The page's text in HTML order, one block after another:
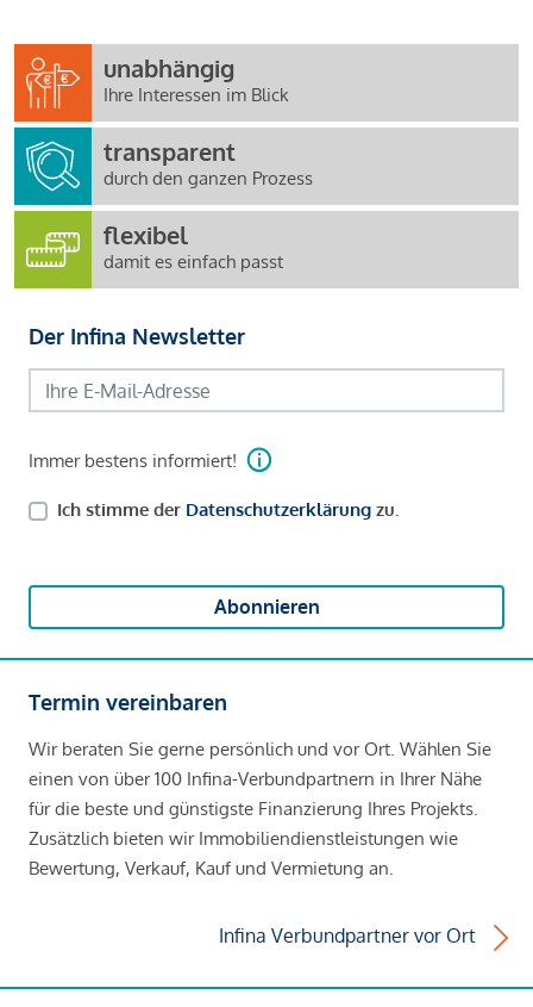
unabhängig
Ihre Interessen im Blick
transparent
durch den ganzen Prozess
flexibel
damit es einfach passt
Der Infina Newsletter
Immer bestens informiert!
Ich stimme der Datenschutzerklärung zu.
Abonnieren
Termin vereinbaren
Wir beraten Sie gerne persönlich und vor Ort. Wählen Sie
einen von über 100 Infina-Verbundpartnern in Ihrer Nähe
für die beste und günstigste Finanzierung Ihres Projekts.
Zusätzlich bieten wir Immobiliendienstleistungen wie
Bewertung, Verkauf, Kauf und Vermietung an.
Infina Verbundpartner vor Ort